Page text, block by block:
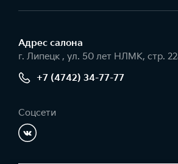
Адрес салонa
г. Липецк , ул. 50 лет НЛМК, стр.
+7 (4742) 34-77-77
Соцсети